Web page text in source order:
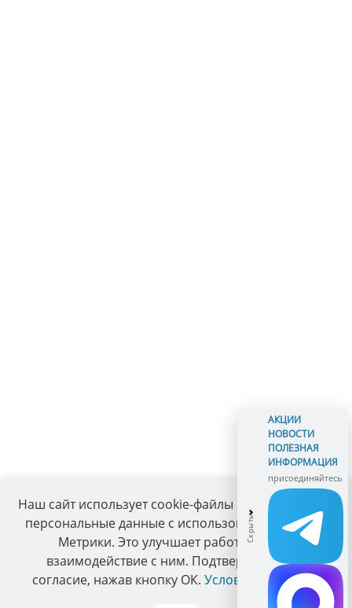
Наш сайт использует cookie-файлы и обрабатывает
персональные данные с использованием Яндекс
Метрики. Это улучшает работу сайта и
взаимодействие с ним. Подтвердите ваше
согласие, нажав кнопку ОК. Условия политики.
АКЦИИ
НОВОСТИ
ПОЛЕЗНАЯ
ИНФОРМАЦИЯ
присоединяйтесь